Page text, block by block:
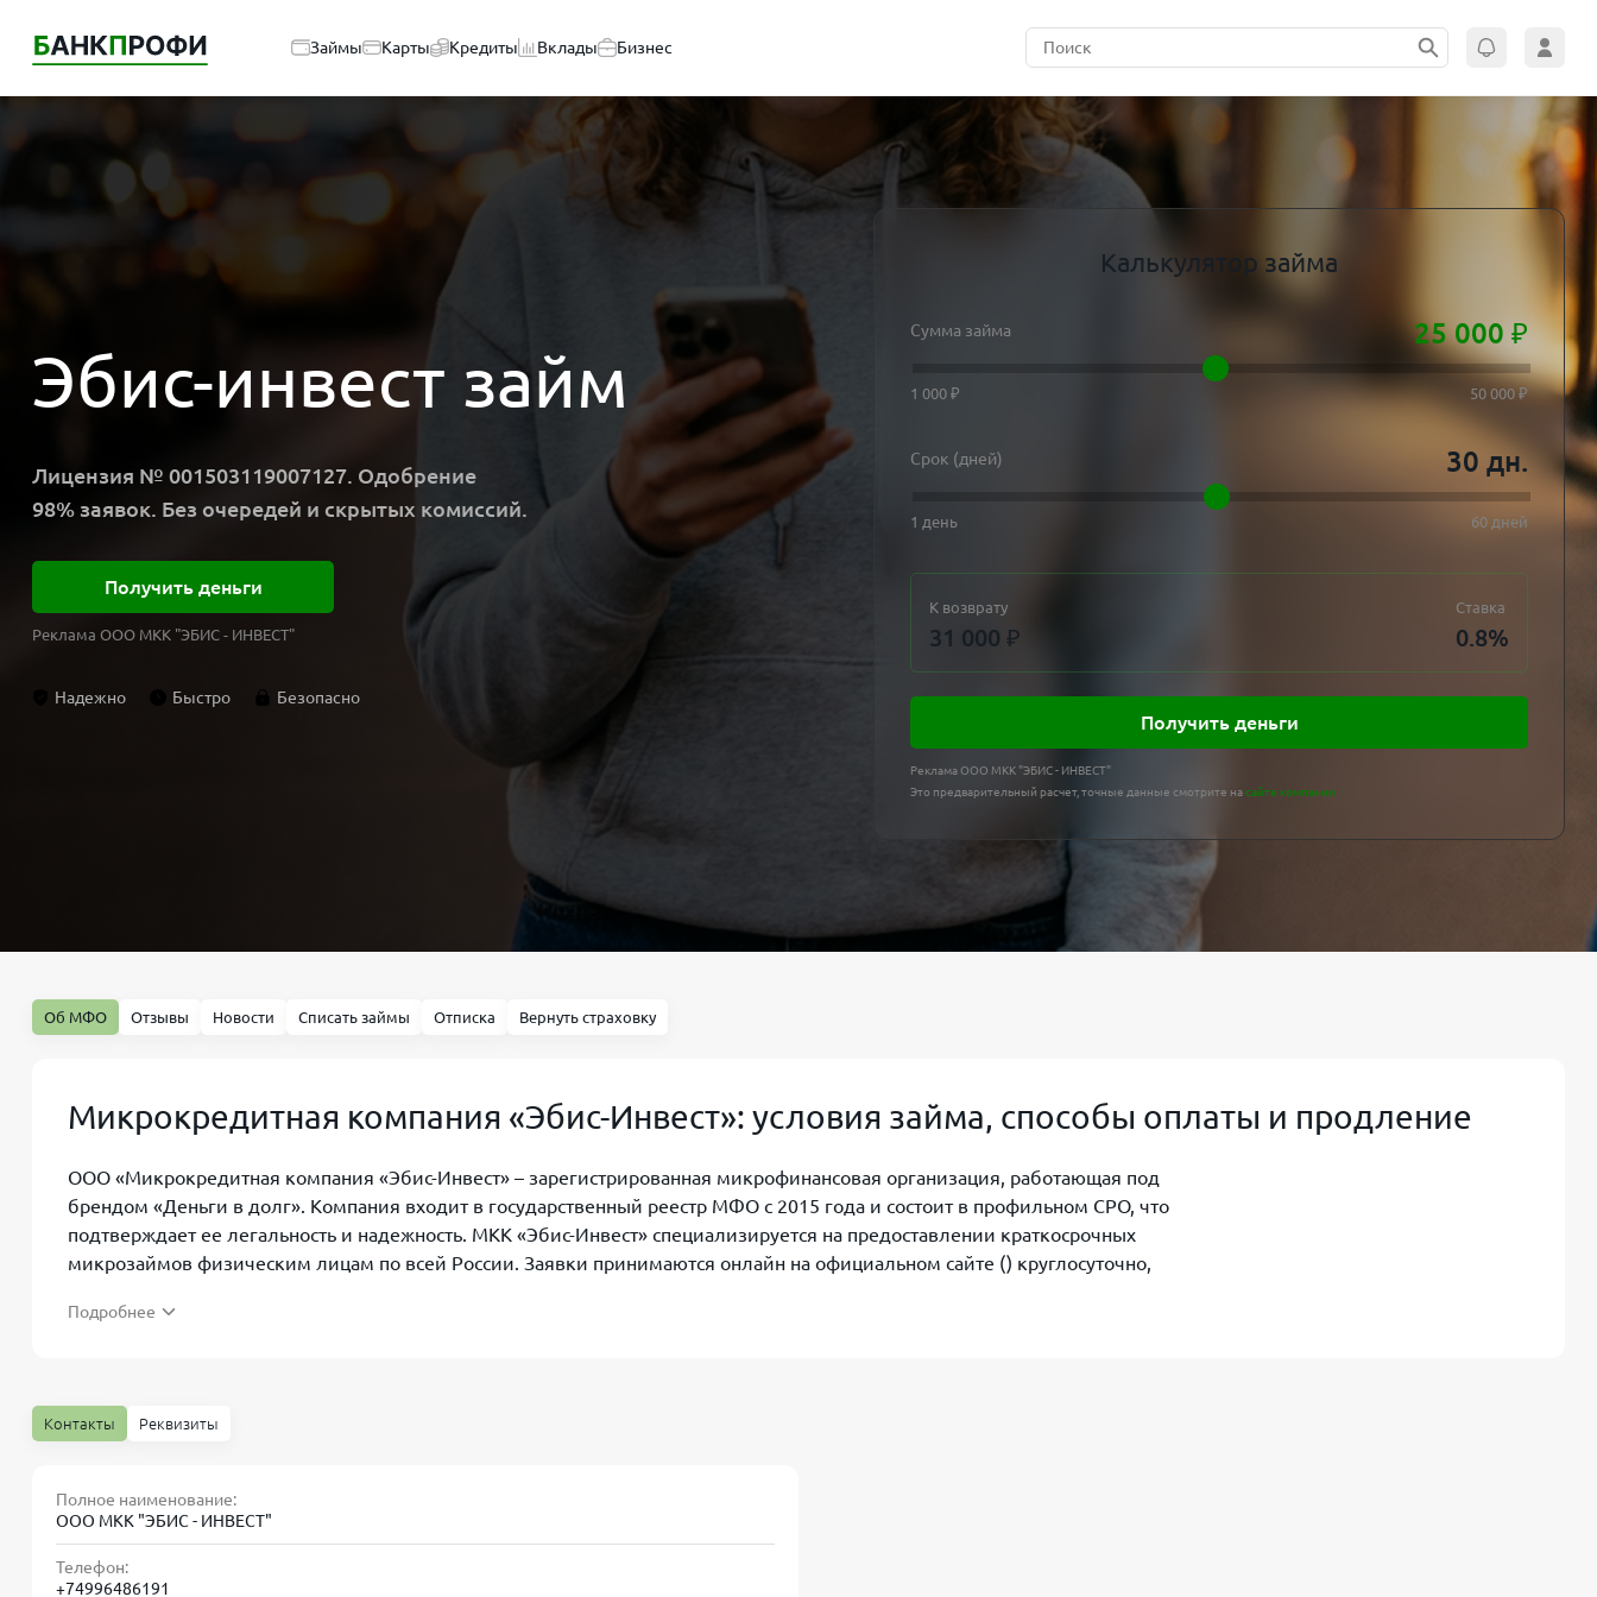
Займы Карты Кредиты Вклады Бизнес
Эбис-инвест займ
Лицензия № 001503119007127. Одобрение
98% заявок. Без очередей и скрытых комиссий.
Получить деньги
Реклама ООО МКК "ЭБИС - ИНВЕСТ"
Надежно Быстро Безопасно
Калькулятор займа
Сумма займа 25 000 ₽
1 000 ₽ 50 000 ₽
Срок (дней) 30 дн.
1 день 60 дней
К возврату
31 000 ₽
Ставка
0.8%
Получить деньги
Реклама ООО МКК "ЭБИС - ИНВЕСТ"
Это предварительный расчет, точные данные смотрите насайте компании
Об МФО Отзывы Новости Списать займы Отписка Вернуть страховку
Микрокредитная компания «Эбис-Инвест»: условия займа, способы оплаты и продление
ООО «Микрокредитная компания «Эбис-Инвест» – зарегистрированная микрофинансовая организация, работающая под
брендом «Деньги в долг». Компания входит в государственный реестр МФО с 2015 года и состоит в профильном СРО, что
подтверждает ее легальность и надежность. МКК «Эбис-Инвест» специализируется на предоставлении краткосрочных
микрозаймов физическим лицам по всей России. Заявки принимаются онлайн на официальном сайте () круглосуточно,
займ здесь может большинство обратившихся клиентов.
Микрокредитная компания Эбис-Инвест выдает займы на
нескольких дней до 60 дней
дней и при необходимости пролонгации) без ухудшения условий.
Подробнее
Контакты Реквизиты
Полное наименование:
ООО МКК "ЭБИС - ИНВЕСТ"
Телефон:
+74996486191